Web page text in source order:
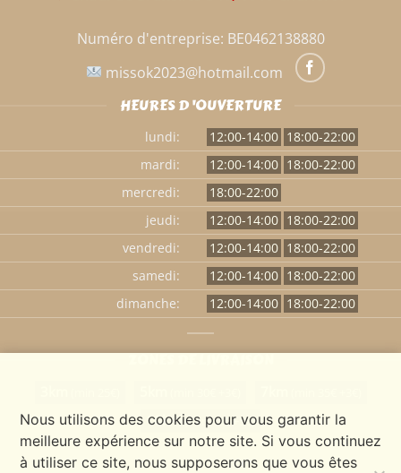
Numéro d'entreprise: BE0462138880
missok2023@hotmail.com
HEURES D 'OUVERTURE
lundi: 12:00-14:00 18:00-22:00
mardi:
12:00-14:00 18:00-22:00
mercredi:
18:00-22:00
jeudi:
12:00-14:00 18:00-22:00
vendredi:
12:00-14:00 18:00-22:00
samedi:
12:00-14:00 18:00-22:00
dimanche:
12:00-14:00 18:00-22:00
ZONES DE LIVRAISON
10km (min 45€ +5€)
Nous utilisons des cookies pour vous garantir la
meilleure expérience sur notre site. Si vous continuez
à utiliser ce site, nous supposerons que vous êtes